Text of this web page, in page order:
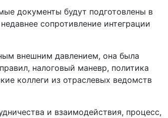
документы будут подготовлены в
сопротивление интеграции
внешним давлением, она была
налоговый маневр, политика
коллеги из отраслевых ведомств
и взаимодействия, процесс,